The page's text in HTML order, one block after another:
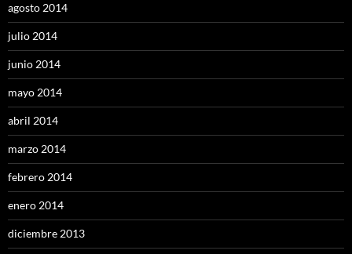
agosto 2014
julio 2014
junio 2014
mayo 2014
abril 2014
marzo 2014
febrero 2014
enero 2014
diciembre 2013